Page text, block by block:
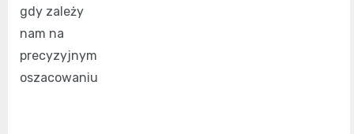
gdy zależy
nam na
precyzyjnym
oszacowaniu